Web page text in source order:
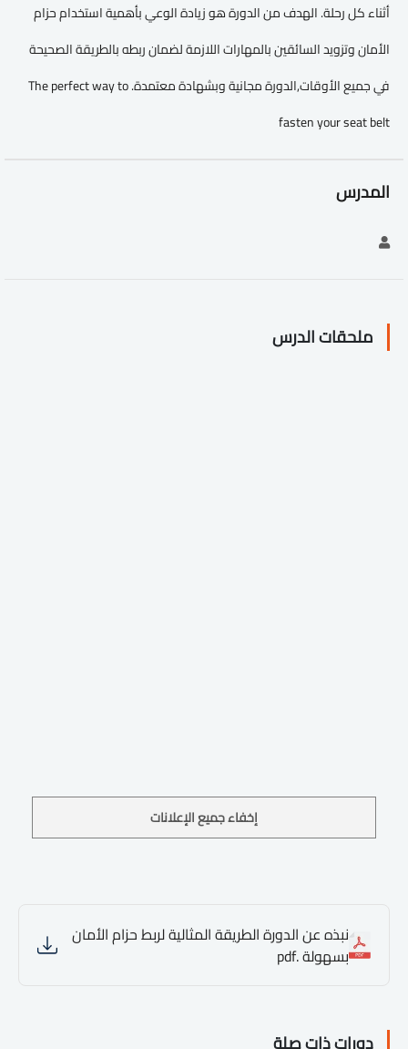
أثناء كل رحلة. الهدف من الدورة هو زيادة الوعي بأهمية استخدام حزام
الأمان وتزويد السائقين بالمهارات اللازمة لضمان ربطه بالطريقة الصحيحة
في جميع الأوقات,الدورة مجانية وبشهادة معتمدة. The perfect way to
fasten your seat belt
المدرس
ملحقات الدرس
إخفاء جميع الإعلانات
نبذه عن الدورة الطريقة المثالية لربط حزام الأمان
بسهولة .pdf